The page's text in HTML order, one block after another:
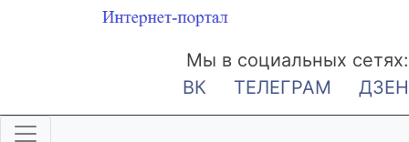
Мы в социальных сетях:
ВК
ТЕЛЕГРАМ ДЗЕН